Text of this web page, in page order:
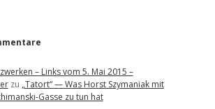
– Links vom 5. Mai 2015 –
zu „Tatort“ — Was Horst Szymaniak mit
Gasse zu tun hat